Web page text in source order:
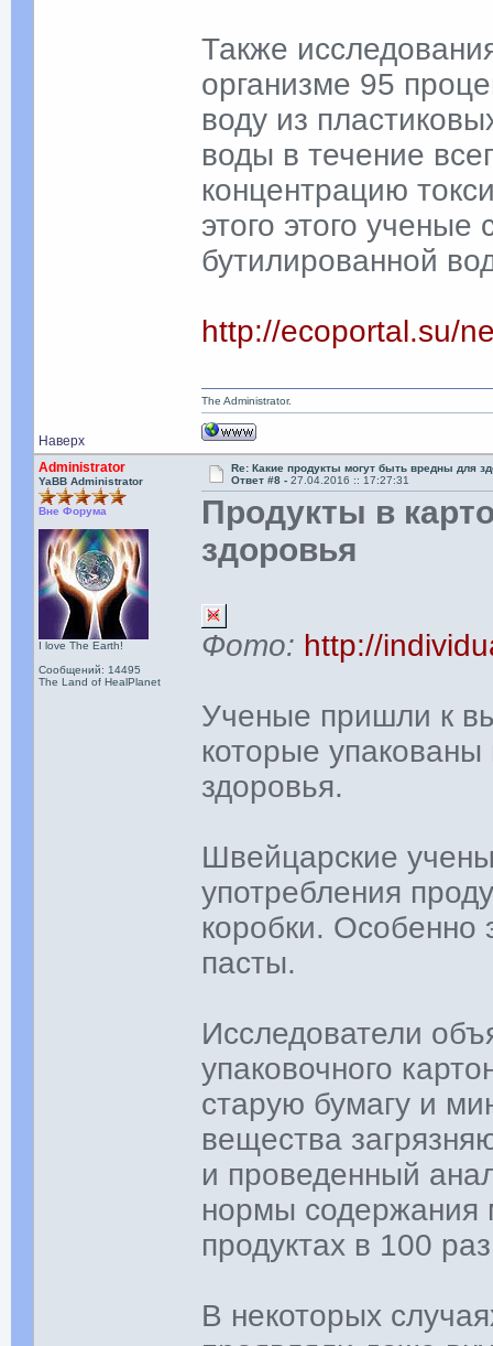
Также
организме 95
воду из
воды в течение
концентрацию
этого этого
бутилированной
http://ecoportal.su/
Наверх
The Administrator.
Administrator
YaBB Administrator
Вне Форума
I love The Earth!
Сообщений: 14495
The Land of HealPlanet
Re: Какие продукты могут быть вредны для
Ответ #8 -27.04.2016 :: 17:27:31
Продукты в
здоровья
Фото: http://
Ученые пришли к
которые
здоровья.
Швейцарские
употребления
коробки. Особенно
пасты.
Исследователи
упаковочного
старую бумагу и
вещества
и проведенный
нормы содержания
продуктах в 100
В некоторых